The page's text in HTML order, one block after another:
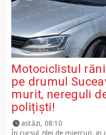
Motociclistul
pe drumul
murit, nereguli
polițiști!
astăzi, 08:10
În cursul zilei de miercuri, in